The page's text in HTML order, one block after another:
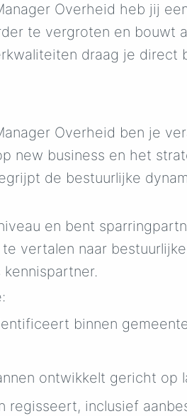
Overheid heb jij
te vergroten en bouwt
draag je direct
Overheid ben je
new business en het
de bestuurlijke
en bent
vertalen naar
binnen
ontwikkelt gericht
regisseert, inclusief